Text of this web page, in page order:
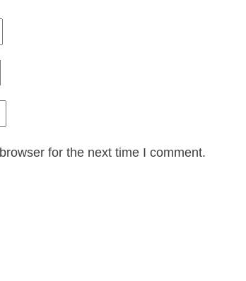
for the next time I comment.